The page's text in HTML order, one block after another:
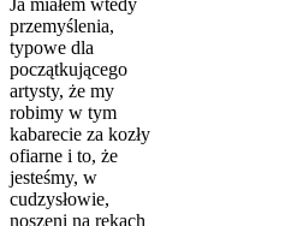
Ja miałem wtedy
przemyślenia,
typowe dla
początkującego
artysty, że my
robimy w tym
kabarecie za kozły
ofiarne i to, że
jesteśmy, w
cudzysłowie,
noszeni na rękach